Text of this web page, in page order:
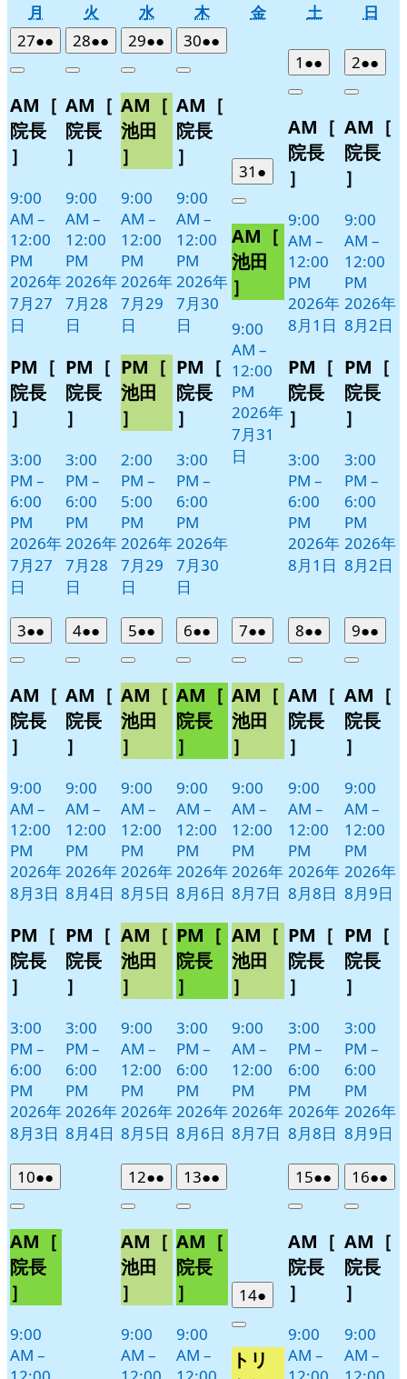
月
曜
日
火
曜
日
水水
曜
日
木木
曜
日
金金
土土
日
日
日
272026
年
月
27
日
●●
件
イ
ベ
ト)
Close
AM［
院長
］
9:00
AM –
12:00
PM
2026年
7月27
日
PM［
院長
］
3:00
PM –
6:00
PM
2026年
7月27
日
282026
年
月
28
日
●●
件
イ
ベ
ト)
Close
AM［
院長
］
9:00
AM –
12:00
PM
2026年
7月28
日
PM［
院長
］
3:00
PM –
6:00
PM
2026年
7月28
日
292026
年
月
29
日
●●
件
イ
ベ
ト)
Close
AM［
池田
］
9:00
AM –
12:00
PM
2026年
7月29
日
PM［
池田
］
2:00
PM –
5:00
PM
2026年
7月29
日
302026
年
月
30
日
●●
件
イ
Close
AM［
院長
］
9:00
AM –
12:00
PM
2026年
7月30
日
PM［
院長
］
3:00
PM –
6:00
PM
2026年
7月30
日
31 2026
年
月
31
日
●
件
イ
ベ
ト)
Close
AM［
池田
］
9:00
AM –
12:00
PM
2026年
7月31
日
1 2026
年
月
1
日
●●
件
イ
ベ
Close
AM［
院長
］
9:00
AM –
12:00
PM
2026年
8月1日
PM［
院長
］
3:00
PM –
6:00
PM
2026年
8月1日
22026
年
月
2
日
●●
件
イ
ベ
Close
AM［
院長
］
9:00
AM –
12:00
PM
2026年
8月2日
PM［
院長
］
3:00
PM –
6:00
PM
2026年
8月2日
32026
年
月
3
日
●●
件
イ
ベ
Close
AM［
院長
］
9:00
AM –
12:00
PM
2026年
8月3日
PM［
院長
］
3:00
PM –
6:00
PM
2026年
8月3日
42026
年
月
4
日
●●
件
イ
ベ
Close
AM［
院長
］
9:00
AM –
12:00
PM
2026年
8月4日
PM［
院長
］
3:00
PM –
6:00
PM
2026年
8月4日
52026
年
月
5
日
●●
件
イ
ベ
ト)
Close
AM［
池田
］
9:00
AM –
12:00
PM
2026年
8月5日
AM［
池田
］
9:00
AM –
12:00
PM
2026年
8月5日
62026
年
月
6
日
●●
件
イ
ベ
ト)
Close
AM［
院長
］
9:00
AM –
12:00
PM
2026年
8月6日
PM［
院長
］
3:00
PM –
6:00
PM
2026年
8月6日
72026
年
月
7
日
●●
件
イ
ベ
ト)
Close
AM［
池田
］
9:00
AM –
12:00
PM
2026年
8月7日
AM［
池田
］
9:00
AM –
12:00
PM
2026年
8月7日
82026
年
月
8
日
●●
件
イ
ベ
Close
AM［
院長
］
9:00
AM –
12:00
PM
2026年
8月8日
PM［
院長
］
3:00
PM –
6:00
PM
2026年
8月8日
92026
年
月
9
日
●●
件
イ
ベ
Close
AM［
院長
］
9:00
AM –
12:00
PM
2026年
8月9日
PM［
院長
］
3:00
PM –
6:00
PM
2026年
8月9日
102026
年
月
10
日
●●
件
イ
ト)
Close
AM［
院長
］
9:00
AM –
122026
年
月
12
日
●●
件
イ
ベ
ト)
Close
AM［
池田
］
9:00
AM –
132026
年
月
13
日
●●
件
イ
ン
ト)
Close
AM［
院長
］
9:00
AM –
142026
年
月
●
件
Close
トリ
152026
年
月
15
日
●●
件
イ
ベ
ト)
Close
AM［
院長
］
9:00
AM –
162026
年
月
16
日
●●
件
イ
Close
AM［
院長
］
9:00
AM –